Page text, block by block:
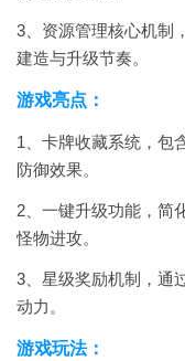
3、资源管理核心机制
建造与升级节奏。
游戏亮点：
1、卡牌收藏系统，包
防御效果。
2、一键升级功能，简
怪物进攻。
3、星级奖励机制，通
动力。
游戏玩法：